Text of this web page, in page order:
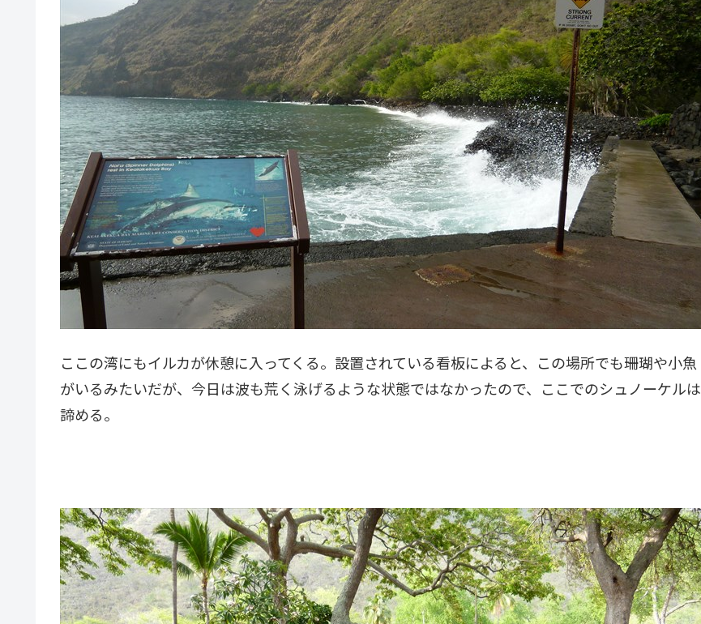
ここの湾にもイルカが休憩に入ってくる。設置されている看板によると、この場所でも珊瑚や小魚
がいるみたいだが、今日は波も荒く泳げるような状態ではなかったので、ここでのシュノーケルは
諦める。